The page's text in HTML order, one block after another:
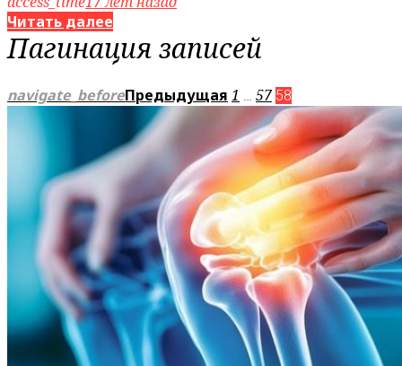
Читать далее
Пагинация записей
navigate_beforeПредыдущая 1 … 57 58